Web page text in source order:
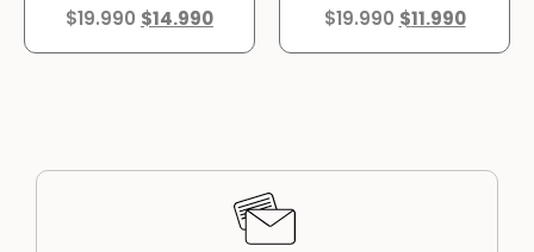
$19.990 $14.990
$19.990 $11.990